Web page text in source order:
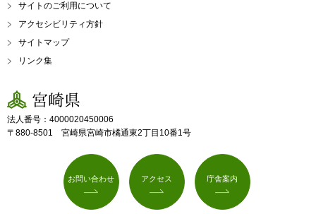
サイトのご利用について
アクセシビリティ方針
サイトマップ
リンク集
宮崎県
法人番号：4000020450006
〒880-8501 宮崎県宮崎市橘通東2丁目10番1号
お問い合わせ アクセス 庁舎案内